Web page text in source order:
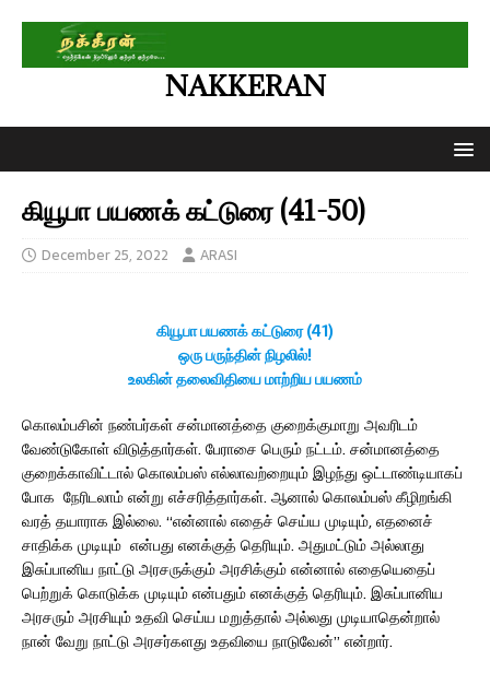
NAKKERAN
கியூபா பயணக் கட்டுரை (41-50)
December 25, 2022 ARASI
கியூபா பயணக் கட்டுரை (41)
ஒரு பருந்தின் நிழலில்!
உலகின் தலைவிதியை மாற்றிய பயணம்
கொலம்பசின் நண்பர்கள் சன்மானத்தை குறைக்குமாறு அவரிடம்
வேண்டுகோள் விடுத்தார்கள். பேராசை பெரும் நட்டம். சன்மானத்தை
குறைக்காவிட்டால் கொலம்பஸ் எல்லாவற்றையும் இழந்து ஒட்டாண்டியாகப்
போக நேரிடலாம் என்று எச்சரித்தார்கள். ஆனால் கொலம்பஸ் கீழிறங்கி
வரத் தயாராக இல்லை. “என்னால் எதைச் செய்ய முடியும், எதனைச்
சாதிக்க முடியும் என்பது எனக்குத் தெரியும். அதுமட்டும் அல்லாது
இசுப்பானிய நாட்டு அரசருக்கும் அரசிக்கும் என்னால் எதையெதைப்
பெற்றுக் கொடுக்க முடியும் என்பதும் எனக்குத் தெரியும். இசுப்பானிய
அரசரும் அரசியும் உதவி செய்ய மறுத்தால் அல்லது முடியாதென்றால்
நான் வேறு நாட்டு அரசர்களது உதவியை நாடுவேன்” என்றார்.